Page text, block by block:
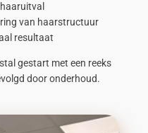
van haarstructuur
resultaat
gestart met een reeks
door onderhoud.